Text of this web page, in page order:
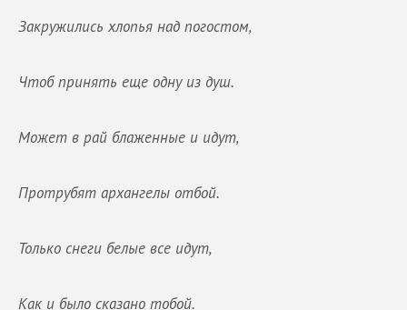
Закружились хлопья над погостом,
Чтоб принять еще одну из душ.
Может в рай блаженные и идут,
Протрубят архангелы отбой.
Только снеги белые все идут,
Как и было сказано тобой.